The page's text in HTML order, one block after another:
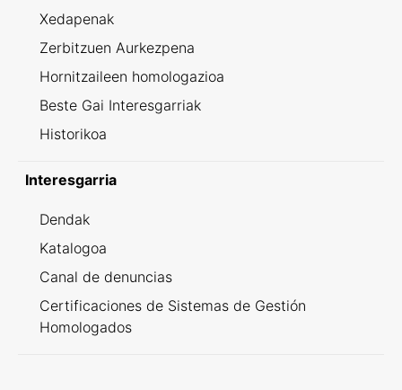
Xedapenak
Zerbitzuen Aurkezpena
Hornitzaileen homologazioa
Beste Gai Interesgarriak
Historikoa
Interesgarria
Dendak
Katalogoa
Canal de denuncias
Certificaciones de Sistemas de Gestión
Homologados